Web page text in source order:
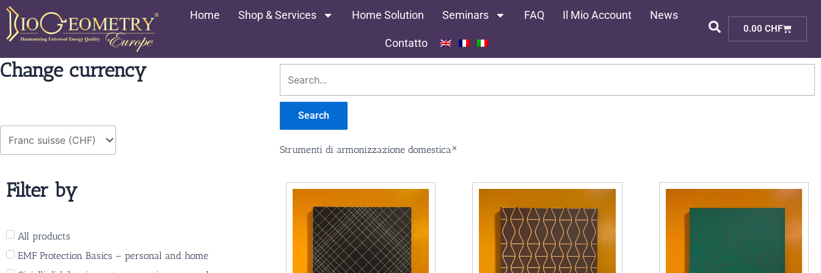
Vai
contenuto
Home Shop & Services Home Solution Seminars FAQ Il Mio Account News
Contatto
0.00CHFCart
Change currency
Filter by
All products
EMF Protection Basics – personal and home
Search
Strumenti di armonizzazione domestica×